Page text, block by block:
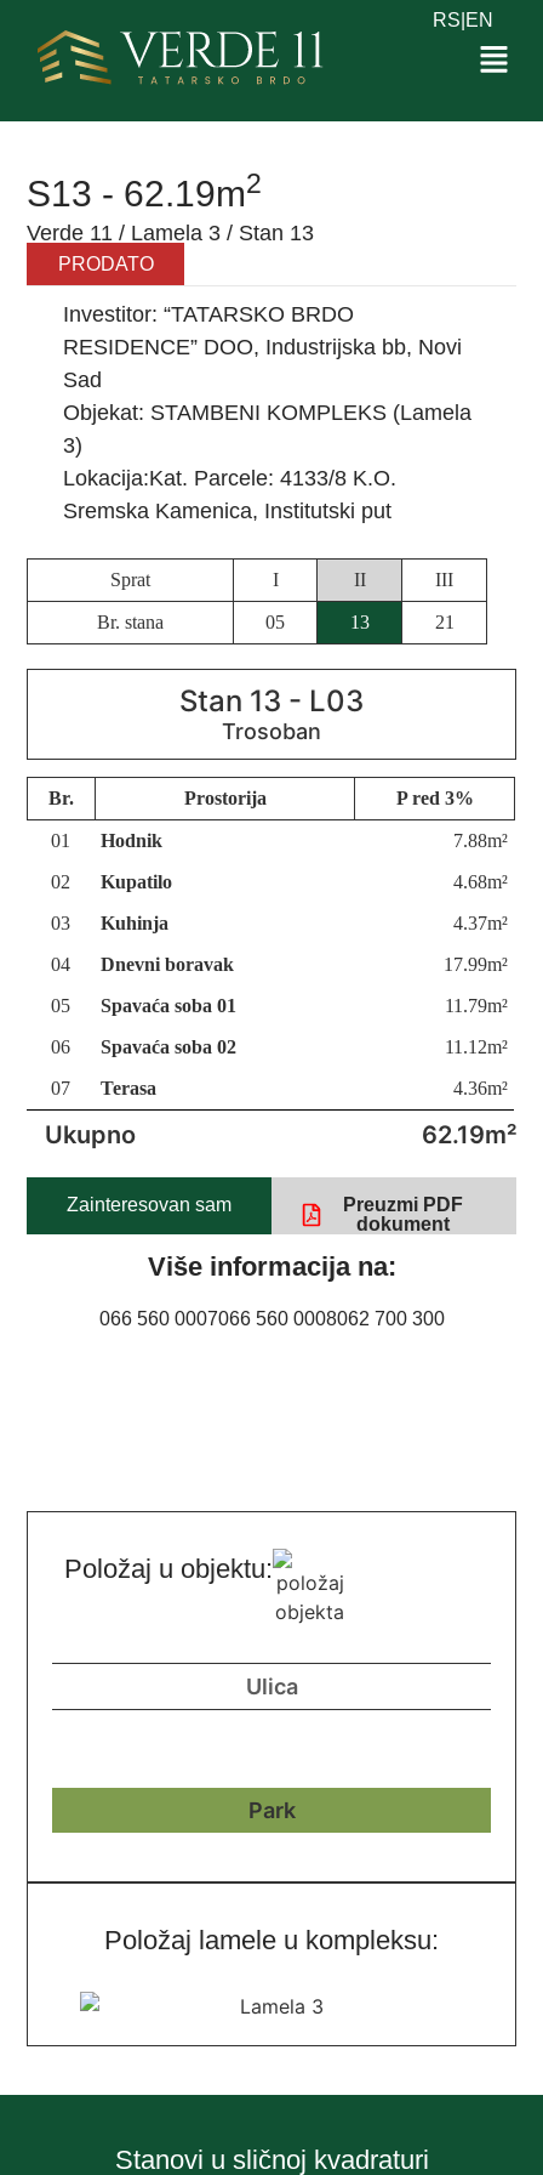
RS EN
S13 - 62.19m2
Verde 11 / Lamela 3 / Stan 13
PRODATO
Investitor: “TATARSKO BRDO
RESIDENCE” DOO, Industrijska bb, Novi
Sad
Objekat: STAMBENI KOMPLEKS (Lamela
3)
Lokacija:Kat. Parcele: 4133/8 K.O.
Sremska Kamenica, Institutski put
Sprat I II III
Br. stana 05 13 21
Stan 13 - L03
Br. Prostorija P red 3%
01 Hodnik
7.88m²
02
Kupatilo
4.68m²
03
Kuhinja
4.37m²
04
Dnevni boravak
17.99m²
05
Spavaća soba 01
11.79m²
06
Spavaća soba 02
11.12m²
07
Terasa 4.36m²
Ukupno 62.19m²
Zainteresovan sam
Preuzmi PDF
dokument
Više informacija na:
066 560 0007066 560 0008062 700 300
Položaj u objektu:
Položaj lamele u kompleksu:
Stanovi u sličnoj kvadraturi